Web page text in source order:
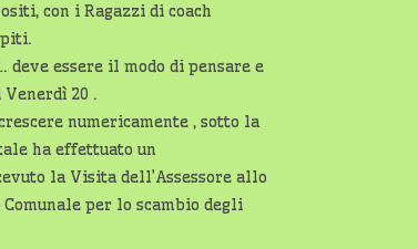
con i Ragazzi di coach
deve essere il modo di pensare e
20 .
numericamente , sotto la
ha effettuato un
la Visita dell’Assessore allo
per lo scambio degli